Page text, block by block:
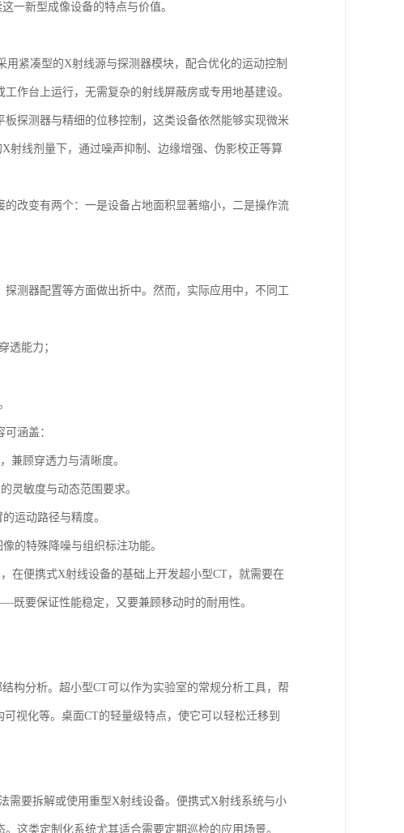
一新型成像设备的特点与价值。
紧凑型的X射线源与探测器模块，配合优化的运动控制
作台上运行，无需复杂的射线屏蔽房或专用地基建设。
探测器与精细的位移控制，这类设备依然能够实现微米
射线剂量下，通过噪声抑制、边缘增强、伪影校正等算
改变有两个：一是设备占地面积显著缩小，二是操作流
测器配置等方面做出折中。然而，实际应用中，不同工
透能力；
涵盖：
兼顾穿透力与清晰度。
灵敏度与动态范围要求。
运动路径与精度。
的特殊降噪与组织标注功能。
在便携式X射线设备的基础上开发超小型CT，就需要在
要保证性能稳定，又要兼顾移动时的耐用性。
构分析。超小型CT可以作为实验室的常规分析工具，帮
视化等。桌面CT的轻量级特点，使它可以轻松迁移到
需要拆解或使用重型X射线设备。便携式X射线系统与小
这类定制化系统尤其适合需要定期巡检的应用场景。